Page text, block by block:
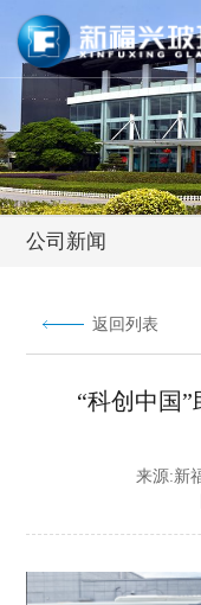
公司新闻
返回列表
“科创中国
来源:新